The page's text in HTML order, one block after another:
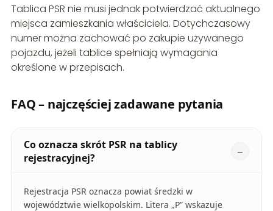
Tablica PSR nie musi jednak potwierdzać aktualnego
miejsca zamieszkania właściciela. Dotychczasowy
numer można zachować po zakupie używanego
pojazdu, jeżeli tablice spełniają wymagania
określone w przepisach.
FAQ – najczęściej zadawane pytania
Co oznacza skrót PSR na tablicy
rejestracyjnej?
Rejestracja PSR oznacza powiat średzki w
województwie wielkopolskim. Litera „P” wskazuje